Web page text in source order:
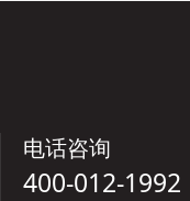
电话咨询
400-012-1992